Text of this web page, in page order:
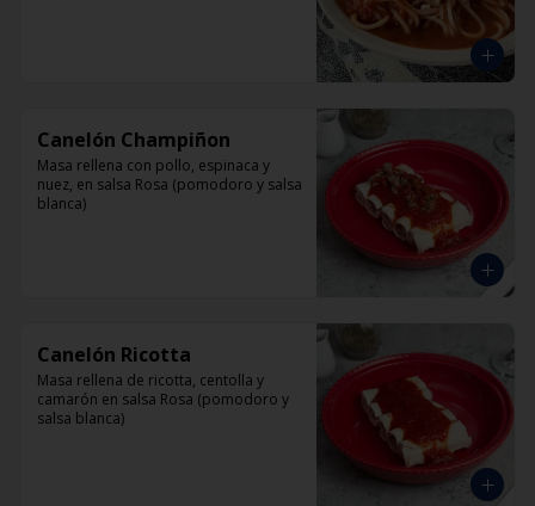
Canelón Champiñon
Masa rellena con pollo, espinaca y
nuez, en salsa Rosa (pomodoro y salsa
blanca)
Canelón Ricotta
Masa rellena de ricotta, centolla y
camarón en salsa Rosa (pomodoro y
salsa blanca)